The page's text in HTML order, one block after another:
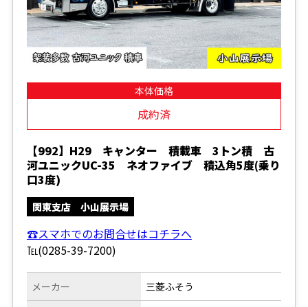
本体価格
成約済
【992】H29 キャンター 積載車 3トン積 古
河ユニックUC-35 ネオファイブ 積込角5度(乗り
口3度)
関東支店 小山展示場
☎スマホでのお問合せはコチラへ
℡(0285-39-7200)
メーカー 三菱ふそう